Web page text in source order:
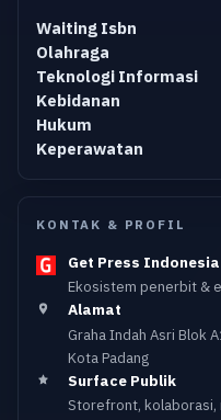
Waiting Isbn
Olahraga
Teknologi Informasi
Kebidanan
Hukum
Keperawatan
KONTAK & PROFIL
Get Press Indonesia
Ekosistem penerbit &
Alamat
Graha Indah Asri Blok
Kota Padang
Surface Publik
Storefront, kolaborasi,